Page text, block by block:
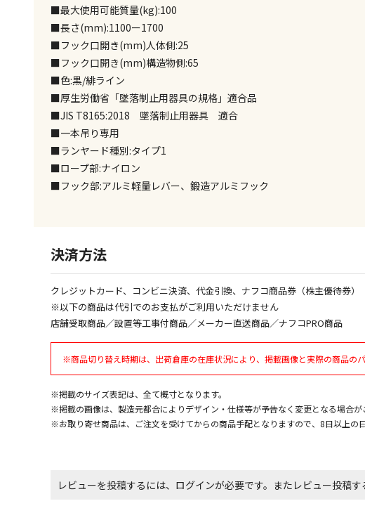
■最大使用可能質量(kg):100
■長さ(mm):1100ー1700
■フック口開き(mm)人体側:25
■フック口開き(mm)構造物側:65
■色:黒/緋ライン
■厚生労働省「墜落制止用器具の規格」適合品
■JIS T8165:2018 墜落制止用器具 適合
■一本吊り専用
■ランヤード種別:タイプ1
■ロープ部:ナイロン
■フック部:アルミ軽量レバー、鍛造アルミフック
決済方法
クレジットカード、コンビニ決済、代金引換、ナフコ商品券（株主優待券）
※以下の商品は代引でのお支払がご利用いただけません
店舗受取商品／設置等工事付商品／メーカー直送商品／ナフコPRO商品
※商品切り替え時期は、出荷倉庫の在庫状況により、掲載画像と実際の商品の
※掲載のサイズ表記は、全て概寸となります。
※掲載の画像は、製造元都合によりデザイン・仕様等が予告なく変更となる場合が
※お取り寄せ商品は、ご注文を受けてからの商品手配となりますので、8日以上の
レビューを投稿するには、ログインが必要です。またレビュー投稿す